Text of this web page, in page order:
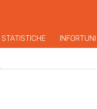
STATISTICHE INFORTUNI